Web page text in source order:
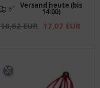
✅ Versand heute (bis
14:00)
18,62 EUR 17,07 EUR